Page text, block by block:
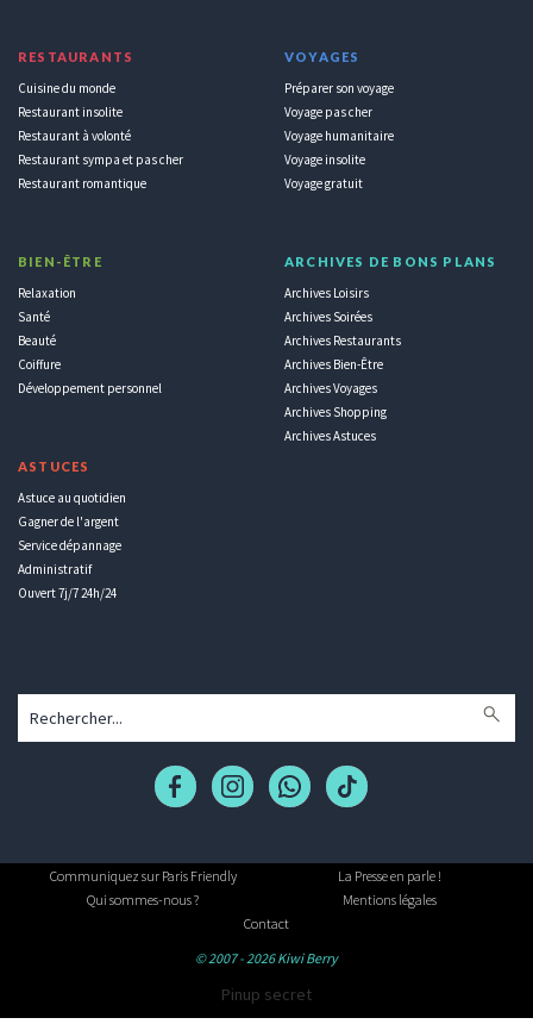
RESTAURANTS
Cuisine du monde
Restaurant insolite
Restaurant à volonté
Restaurant sympa et pas cher
Restaurant romantique
BIEN-ÊTRE
Relaxation
Santé
Beauté
Coiffure
Développement personnel
ASTUCES
Astuce au quotidien
Gagner de l'argent
Service dépannage
Administratif
Ouvert 7j/7 24h/24
VOYAGES
Préparer son voyage
Voyage pas cher
Voyage humanitaire
Voyage insolite
Voyage gratuit
ARCHIVES DE BONS PLANS
Archives Loisirs
Archives Soirées
Archives Restaurants
Archives Bien-Être
Archives Voyages
Archives Shopping
Archives Astuces
Communiquez sur Paris Friendly
La Presse en parle !
Qui sommes-nous ?
Mentions légales
Contact
© 2007 - 2026 Kiwi Berry
Pinup secret